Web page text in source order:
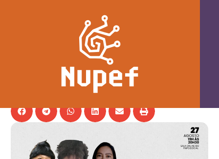
Comunicação comunitária é tema de
aula aberta do projeto Territórios
Resilientes e Conectados